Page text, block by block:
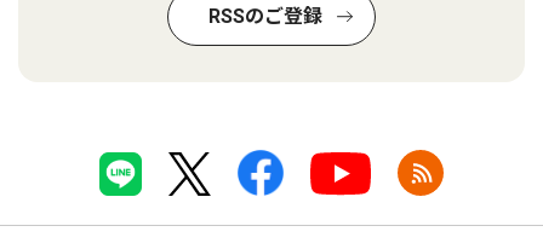
RSSのご登録